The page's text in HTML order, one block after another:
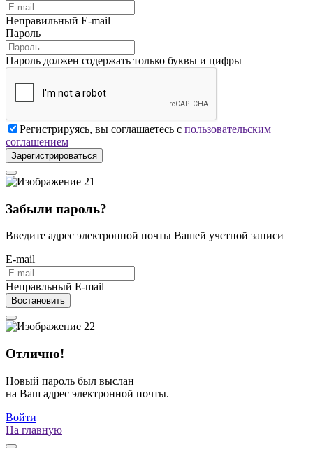
Неправильный E-mail
Пароль
Пароль должен содержать только буквы и цифры
Регистрируясь, вы соглашаетесь с пользовательским
соглашением
Зарегистрироваться
Забыли пароль?
Введите адрес электронной почты Вашей учетной записи
E-mail
Неправльный E-mail
Востановить
Отлично!
Новый пароль был выслан
на Ваш адрес электронной почты.
Войти
На главную